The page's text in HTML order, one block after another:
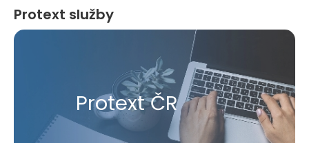
Protext služby
Protext ČR